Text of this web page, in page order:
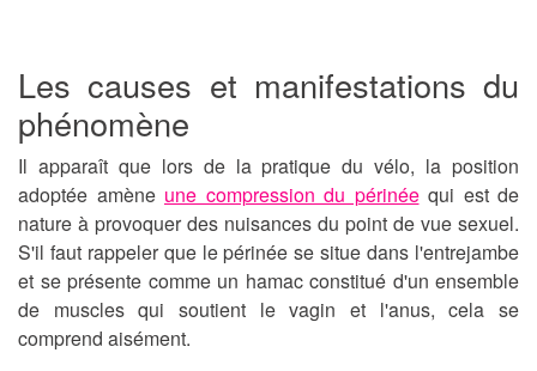
Les causes et manifestations du
phénomène
Il apparaît que lors de la pratique du vélo, la position
adoptée amène une compression du périnéequi est de
nature à provoquer des nuisances du point de vue sexuel.
S'il faut rappeler que le périnée se situe dans l'entrejambe
et se présente comme un hamac constitué d'un ensemble
de muscles qui soutient le vagin et l'anus, cela se
comprend aisément.